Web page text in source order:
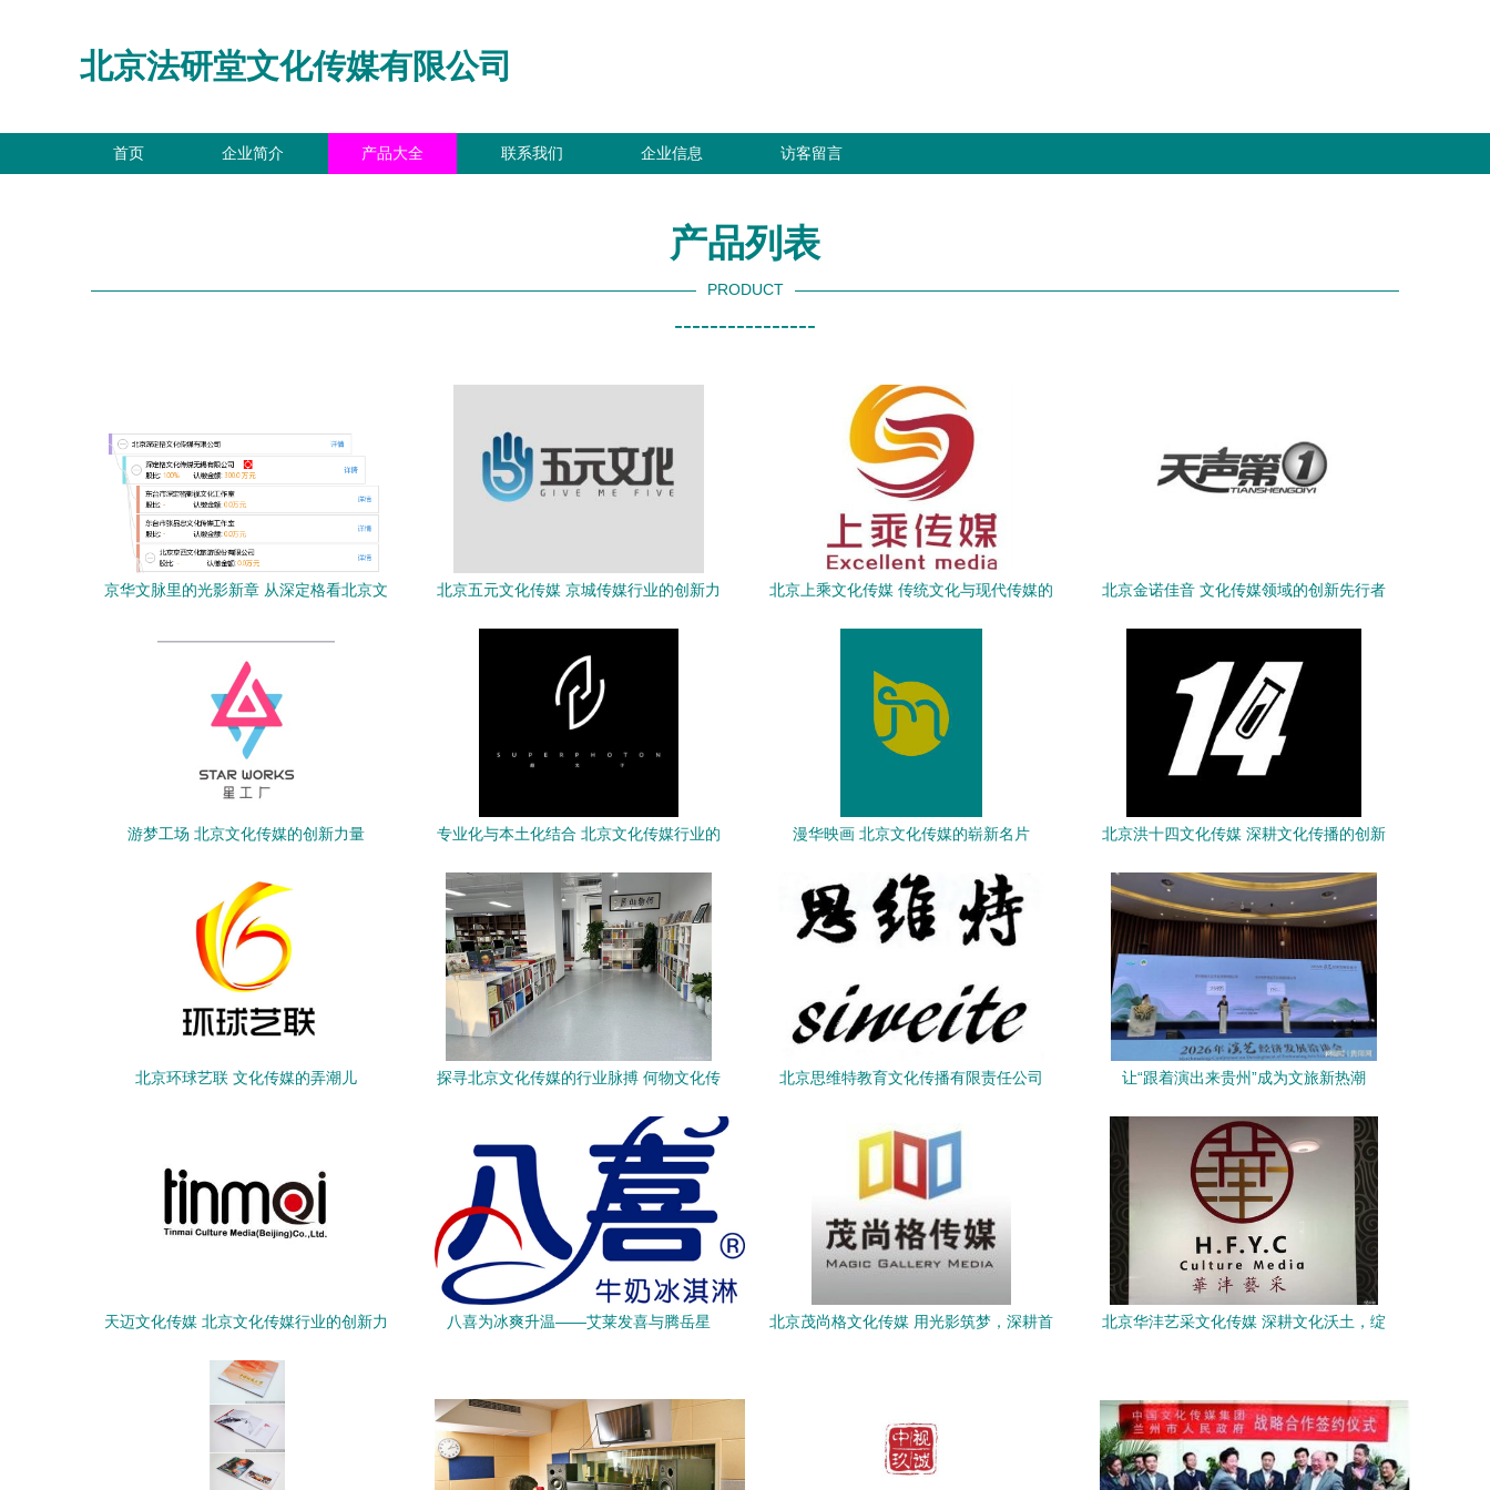
北京法研堂文化传媒有限公司
首页 企业简介 产品大全 联系我们 企业信息 访客留言
产品列表
PRODUCT
----------------
京华文脉里的光影新章 从深定格看北京文
北京五元文化传媒 京城传媒行业的创新力
北京上乘文化传媒 传统文化与现代传媒的
北京金诺佳音 文化传媒领域的创新先行者
游梦工场 北京文化传媒的创新力量
专业化与本土化结合 北京文化传媒行业的
漫华映画 北京文化传媒的崭新名片
北京洪十四文化传媒 深耕文化传播的创新
北京环球艺联 文化传媒的弄潮儿
探寻北京文化传媒的行业脉搏 何物文化传
北京思维特教育文化传播有限责任公司 让“跟着演出来贵州”成为文旅新热潮
天迈文化传媒 北京文化传媒行业的创新力
八喜为冰爽升温——艾莱发喜与腾岳星
北京茂尚格文化传媒 用光影筑梦，深耕首
北京华沣艺采文化传媒 深耕文化沃土，绽